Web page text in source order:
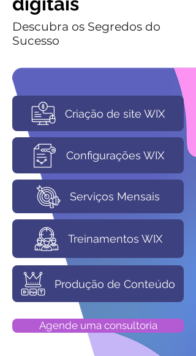
Descubra os Segredos do
Sucesso
Criação de site WIX
Configurações WIX
Serviços Mensais
Treinamentos WIX
Produção de Conteúdo
Agende uma consultoria